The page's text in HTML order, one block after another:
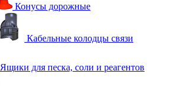
Конусы дорожные
Кабельные колодцы связи
Ящики для песка, соли и реагентов